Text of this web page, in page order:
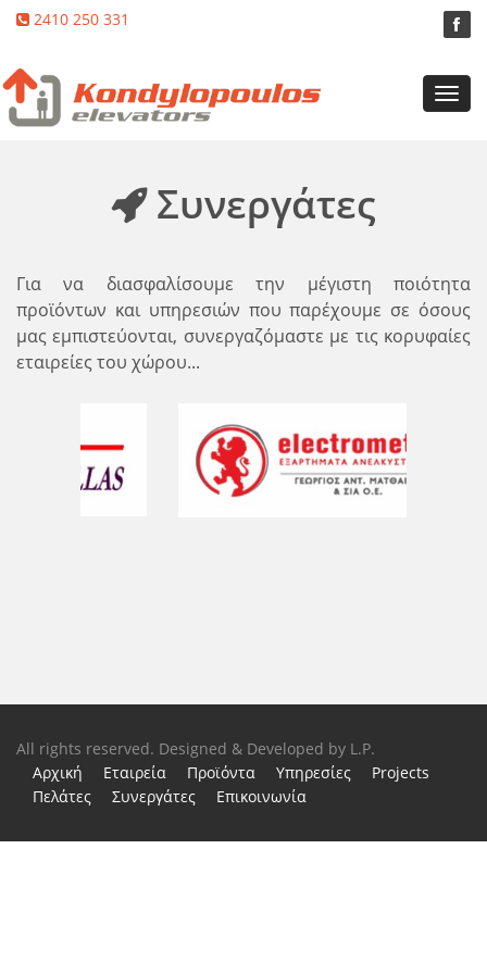
2410 250 331
Συνεργάτες
Για να διασφαλίσουμε την μέγιστη ποιότητα
προϊόντων και υπηρεσιών που παρέχουμε σε όσους
μας εμπιστεύονται, συνεργαζόμαστε με τις κορυφαίες
εταιρείες του χώρου...
All rights reserved. Designed & Developed by L.P.
Αρχική
Εταιρεία Προϊόντα Υπηρεσίες
Projects
Πελάτες
Συνεργάτες Επικοινωνία